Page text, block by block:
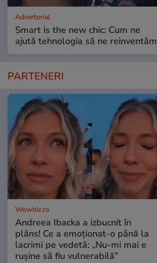
Advertorial
Smart is the new chic: Cum ne
ajută tehnologia să ne reinventăm
PARTENERI
Wowbiz.ro
Andreea Ibacka a izbucnit în
plâns! Ce a emoționat-o până la
lacrimi pe vedetă: „Nu-mi mai e
rușine să fiu vulnerabilă”